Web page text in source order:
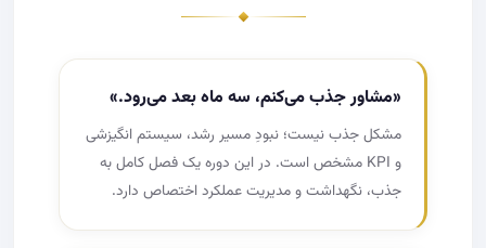
«مشاور جذب می‌کنم، سه ماه بعد می‌رود.»
مشکل جذب نیست؛ نبودِ مسیر رشد، سیستم انگیزشی
و KPI مشخص است. در این دوره یک فصل کامل به
جذب، نگهداشت و مدیریت عملکرد اختصاص دارد.